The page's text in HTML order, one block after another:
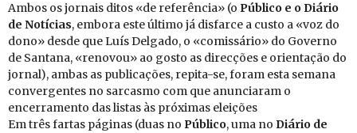
Ambos os jornais ditos «de referência» (o Pú­blico e o Diário
de No­tí­cias, embora este último já disfarce a custo a «voz do
dono» desde que Luís Delgado, o «comissário» do Governo
de Santana, «renovou» ao gosto as direcções e orientação do
jornal), ambas as publicações, repita-se, foram esta semana
convergentes no sarcasmo com que anunciaram o
encerramento das listas às próximas eleições
Em três fartas páginas (duas no Pú­blico, uma no Diário de